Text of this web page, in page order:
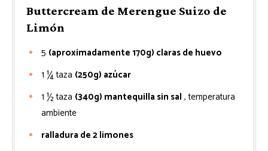
Buttercream de Merengue Suizo de
Limón
5 (aproximadamente 170g) claras de huevo
1 ¼taza (250g) azúcar
1 ½taza (340g) mantequilla sin sal , temperatura
ambiente
ralladura de 2 limones